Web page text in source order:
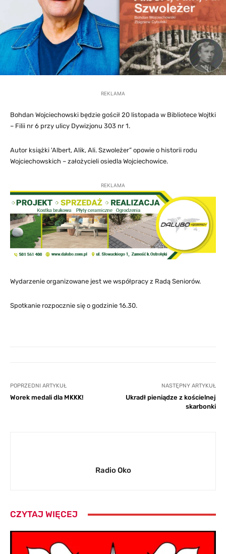
REKLAMA
Bohdan Wojciechowski będzie gościł 20 listopada w Bibliotece Wojtki
– Filii nr 6 przy ulicy Dywizjonu 303 nr 1.
Autor książki 'Albert, Alik, Ali. Szwoleżer” opowie o historii rodu
Wojciechowskich – założycieli osiedla Wojciechowice.
REKLAMA
Wydarzenie organizowane jest we współpracy z Radą Seniorów.
Spotkanie rozpocznie się o godzinie 16.30.
POPRZEDNI ARTYKUŁ
Worek medali dla MKKK!
NASTĘPNY ARTYKUŁ
Ukradł pieniądze z kościelnej
skarbonki
Radio Oko
CZYTAJ WIĘCEJ